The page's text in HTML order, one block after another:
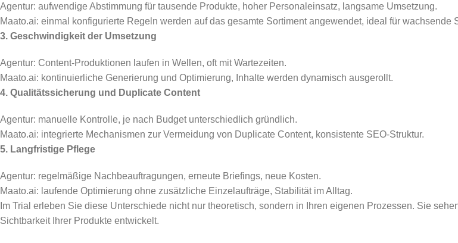
Agentur: aufwendige Abstimmung für tausende Produkte, hoher Personaleinsatz, langsame Umsetzung.
Maato.ai: einmal konfigurierte Regeln werden auf das gesamte Sortiment angewendet, ideal für wachsende
3. Geschwindigkeit der Umsetzung
Agentur: Content-Produktionen laufen in Wellen, oft mit Wartezeiten.
Maato.ai: kontinuierliche Generierung und Optimierung, Inhalte werden dynamisch ausgerollt.
4. Qualitätssicherung und Duplicate Content
Agentur: manuelle Kontrolle, je nach Budget unterschiedlich gründlich.
Maato.ai: integrierte Mechanismen zur Vermeidung von Duplicate Content, konsistente SEO-Struktur.
5. Langfristige Pflege
Agentur: regelmäßige Nachbeauftragungen, erneute Briefings, neue Kosten.
Maato.ai: laufende Optimierung ohne zusätzliche Einzelaufträge, Stabilität im Alltag.
Im Trial erleben Sie diese Unterschiede nicht nur theoretisch, sondern in Ihren eigenen Prozessen. Sie
Sichtbarkeit Ihrer Produkte entwickelt.